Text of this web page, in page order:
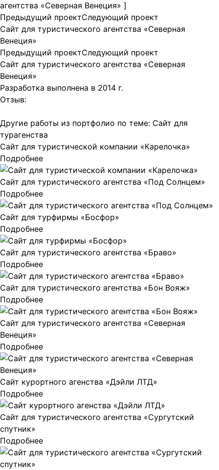
агентства «Северная Венеция» ]
Предыдущий проектСледующий проект
Сайт для туристического агентства «Северная
Венеция»
Предыдущий проектСледующий проект
Сайт для туристического агентства «Северная
Венеция»
Разработка выполнена в 2014 г.
Отзыв:
Другие работы из портфолио по теме: Сайт для
турагенства
Сайт для туристической компании «Карелочка»
Подробнее
Сайт для туристического агентства «Под Солнцем»
Подробнее
Сайт для турфирмы «Босфор»
Подробнее
Сайт для туристического агентства «Браво»
Подробнее
Сайт для туристического агентства «Бон Вояж»
Подробнее
Сайт для туристического агентства «Северная
Венеция»
Подробнее
Сайт курортного агенства «Дэйли ЛТД»
Подробнее
Сайт для туристического агентства «Сургутский
спутник»
Подробнее